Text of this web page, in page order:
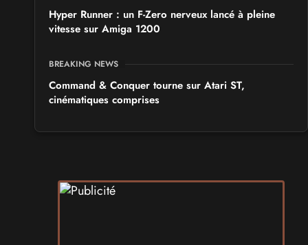
Hyper Runner : un F-Zero nerveux lancé à pleine
vitesse sur Amiga 1200
BREAKING NEWS
Command & Conquer tourne sur Atari ST,
cinématiques comprises